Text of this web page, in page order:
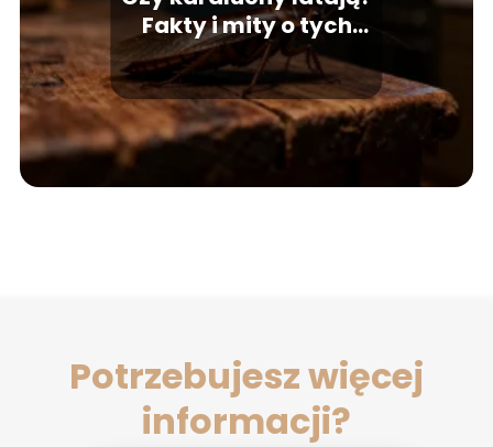
Fakty i mity o tych
owadach
Potrzebujesz więcej
informacji?